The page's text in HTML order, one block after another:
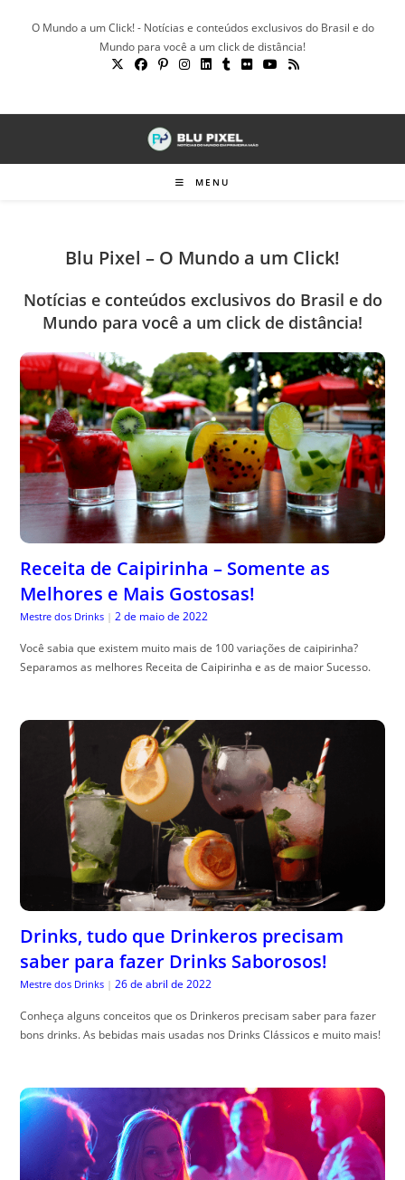
O Mundo a um Click! - Notícias e conteúdos exclusivos do Brasil e do
Mundo para você a um click de distância!
MENU
Blu Pixel – O Mundo a um Click!
Notícias e conteúdos exclusivos do Brasil e do
Mundo para você a um click de distância!
Receita de Caipirinha – Somente as
Melhores e Mais Gostosas!
Mestre dos Drinks | 2 de maio de 2022
Você sabia que existem muito mais de 100 variações de caipirinha?
Separamos as melhores Receita de Caipirinha e as de maior Sucesso.
Drinks, tudo que Drinkeros precisam
saber para fazer Drinks Saborosos!
Mestre dos Drinks | 26 de abril de 2022
Conheça alguns conceitos que os Drinkeros precisam saber para fazer
bons drinks. As bebidas mais usadas nos Drinks Clássicos e muito mais!